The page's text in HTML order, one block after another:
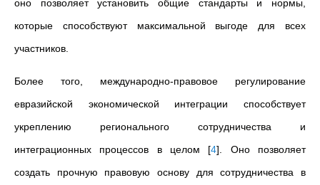
оно позволяет установить общие стандарты и нормы,
которые способствуют максимальной выгоде для всех
участников.
Более того, международно-правовое регулирование
евразийской экономической интеграции способствует
укреплению регионального сотрудничества и
интеграционных процессов в целом [4] . Оно позволяет
создать прочную правовую основу для сотрудничества в